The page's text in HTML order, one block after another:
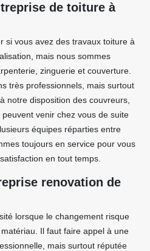
de toiture à
si vous avez des travaux toiture à
mais nous sommes
zinguerie et couverture.
très professionnels, mais surtout
notre disposition des couvreurs,
venir chez vous de suite
équipes réparties entre
toujours en service pour vous
en tout temps.
renovation de
lorsque le changement risque
Il faut faire appel à une
mais surtout réputée